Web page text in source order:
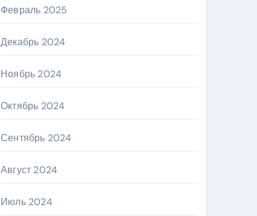
Февраль 2025
Декабрь 2024
Ноябрь 2024
Октябрь 2024
Сентябрь 2024
Август 2024
Июль 2024